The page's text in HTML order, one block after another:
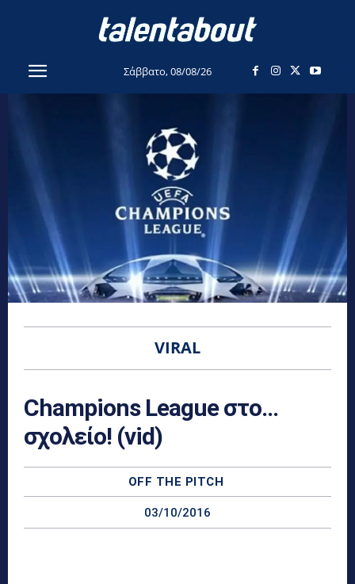
Σάββατο, 08/08/26
VIRAL
Champions League στο…
σχολείο! (vid)
OFF THE PITCH
03/10/2016